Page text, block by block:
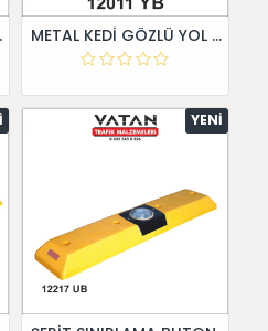
YB METAL KEDİ GÖZLÜ YOL BUTONU 12011 YB
YENI